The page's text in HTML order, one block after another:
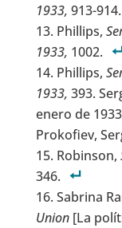
1933, 913-914.
Phillips,
1933, 1002.
Phillips,
1933, 393.
enero de
Prokofiev,
Robinson,
346.
Sabrina
Union[La